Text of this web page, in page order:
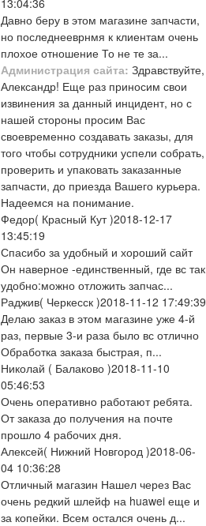
13:04:36
Давно беру в этом магазине запчасти,
но последнееврнмя к клиентам очень
плохое отношение То не те за...
Администрация сайта: Здравствуйте,
Александр! Еще раз приносим свои
извинения за данный инцидент, но с
нашей стороны просим Вас
своевременно создавать заказы, для
того чтобы сотрудники успели собрать,
проверить и упаковать заказанные
запчасти, до приезда Вашего курьера.
Надеемся на понимание.
Федор( Красный Кут )2018-12-17
13:45:19
Спасибо за удобный и хороший сайт
Он наверное -единственный, где вс так
удобно:можно отложить запчас...
Раджив( Черкесск )2018-11-12 17:49:39
Делаю заказ в этом магазине уже 4-й
раз, первые 3-и раза было вс отлично
Обработка заказа быстрая, п...
Николай ( Балаково )2018-11-10
05:46:53
Очень оперативно работают ребята.
От заказа до получения на почте
прошло 4 рабочих дня.
Алексей( Нижний Новгород )2018-06-
04 10:36:28
Отличный магазин Нашел через Вас
очень редкий шлейф на huawei еще и
за копейки. Всем остался очень д...